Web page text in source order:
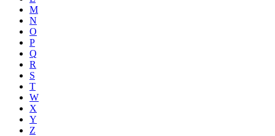
M
N
O
P
Q
R
S
T
W
X
Y
Z